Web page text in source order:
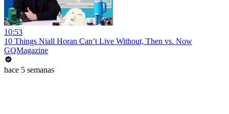
10:53
10 Things Niall Horan Can’t Live Without, Then vs. Now
GQMagazine
hace 5 semanas